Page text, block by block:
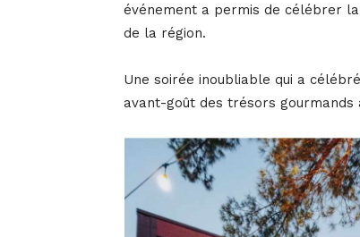
événement a permis de célébrer
de la région.
Une soirée inoubliable qui a
avant-goût des trésors gourmands